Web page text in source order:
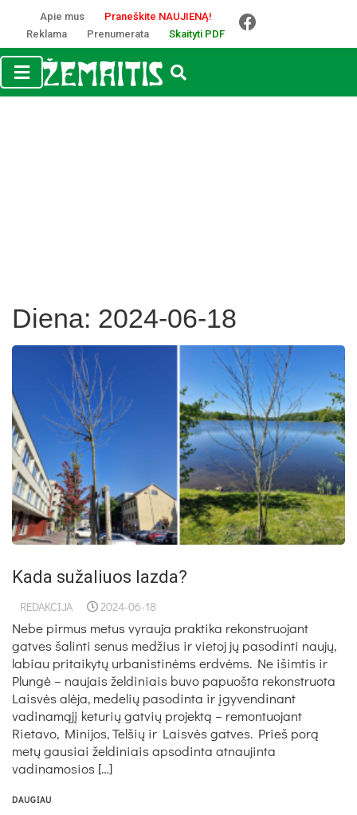
Apie mus
Praneškite NAUJIENĄ!
Reklama
Prenumerata Skaityti PDF
Diena: 2024-06-18
Kada sužaliuos lazda?
REDAKCIJA 2024-06-18
Nebe pirmus metus vyrauja praktika rekonstruojant
gatves šalinti senus medžius ir vietoj jų pasodinti naujų,
labiau pritaikytų urbanistinėms erdvėms. Ne išimtis ir
Plungė – naujais želdiniais buvo papuošta rekonstruota
Laisvės alėja, medelių pasodinta ir įgyvendinant
vadinamąjį keturių gatvių projektą – remontuojant
Rietavo, Minijos, Telšių ir Laisvės gatves. Prieš porą
metų gausiai želdiniais apsodinta atnaujinta
vadinamosios […]
DAUGIAU